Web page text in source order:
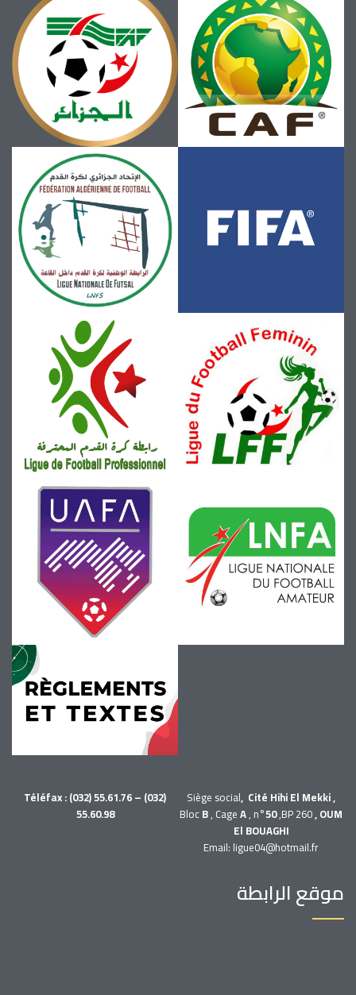
Siège social, Cité Hihi El Mekki ,
BlocB, CageA, n°50,BP 260, OUM
El BOUAGHI
Téléfax : (032) 55.61.76 – (032)
55.60.98
Email: ligue04@hotmail.fr
موقع الرابطة